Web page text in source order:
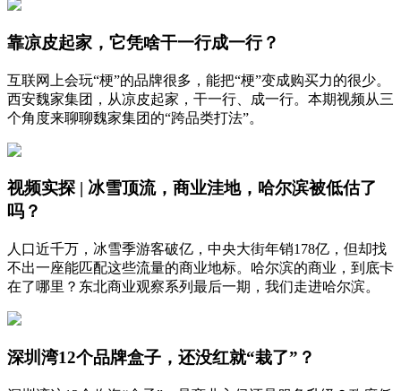
靠凉皮起家，它凭啥干一行成一行？
互联网上会玩“梗”的品牌很多，能把“梗”变成购买力的很少。
西安魏家集团，从凉皮起家，干一行、成一行。本期视频从三
个角度来聊聊魏家集团的“跨品类打法”。
视频实探 | 冰雪顶流，商业洼地，哈尔滨被低估了
吗？
人口近千万，冰雪季游客破亿，中央大街年销178亿，但却找
不出一座能匹配这些流量的商业地标。哈尔滨的商业，到底卡
在了哪里？东北商业观察系列最后一期，我们走进哈尔滨。
深圳湾12个品牌盒子，还没红就“栽了”？